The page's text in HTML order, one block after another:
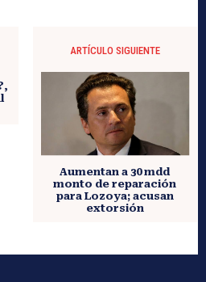
ARTÍCULO SIGUIENTE
Aumentan a 30 mdd
monto de reparación
para Lozoya; acusan
extorsión